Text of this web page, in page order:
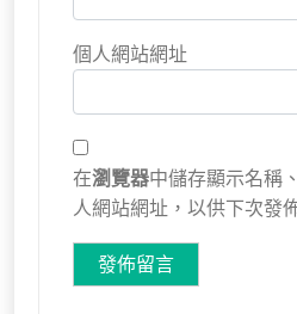
個人網站網址
在瀏覽器中儲存顯示名稱
人網站網址，以供下次發